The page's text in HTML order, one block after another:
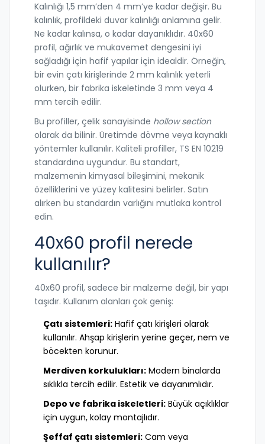
Kalınlığı 1,5 mm’den 4 mm’ye kadar değişir. Bu
kalınlık, profildeki duvar kalınlığı anlamına gelir.
Ne kadar kalınsa, o kadar dayanıklıdır. 40x60
profil, ağırlık ve mukavemet dengesini iyi
sağladığı için hafif yapılar için idealdir. Örneğin,
bir evin çatı kirişlerinde 2 mm kalınlık yeterli
olurken, bir fabrika iskeletinde 3 mm veya 4
mm tercih edilir.
Bu profiller, çelik sanayisinde hollow section
olarak da bilinir. Üretimde dövme veya kaynaklı
yöntemler kullanılır. Kaliteli profiller, TS EN 10219
standardına uygundur. Bu standart,
malzemenin kimyasal bileşimini, mekanik
özelliklerini ve yüzey kalitesini belirler. Satın
alırken bu standardın varlığını mutlaka kontrol
edin.
40x60 profil nerede
kullanılır?
40x60 profil, sadece bir malzeme değil, bir yapı
taşıdır. Kullanım alanları çok geniş:
Çatı sistemleri: Hafif çatı kirişleri olarak
kullanılır. Ahşap kirişlerin yerine geçer, nem ve
böcekten korunur.
Merdiven korkulukları: Modern binalarda
sıklıkla tercih edilir. Estetik ve dayanımlıdır.
Depo ve fabrika iskeletleri: Büyük açıklıklar
için uygun, kolay montajlıdır.
Şeffaf çatı sistemleri: Cam veya